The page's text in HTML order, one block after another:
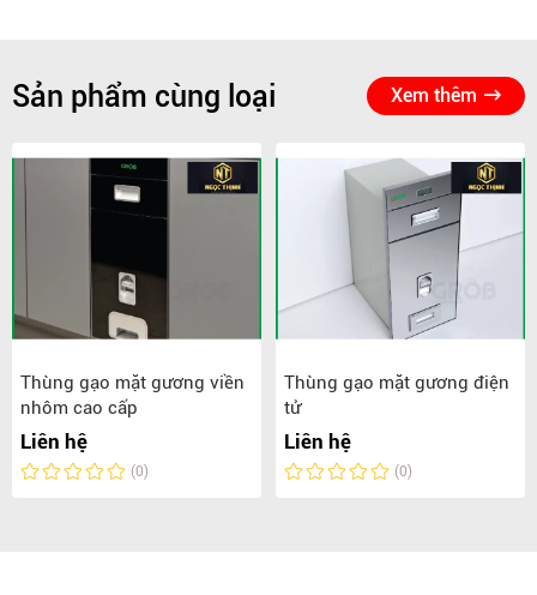
Sản phẩm cùng loại Xem thêm
Thùng gạo mặt gương viền
nhôm cao cấp
Liên hệ
(0)
Thùng gạo mặt gương điện
tử
Liên hệ
(0)